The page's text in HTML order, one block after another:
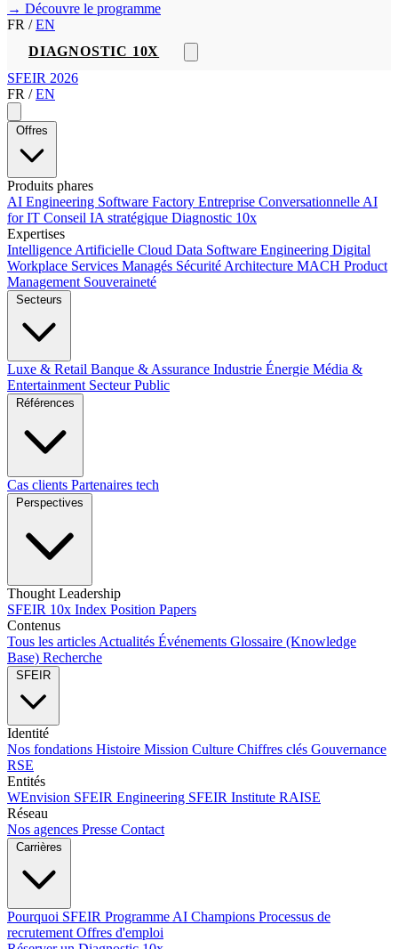
→ Découvre le programme
FR / EN
DIAGNOSTIC 10X
SFEIR 2026
FR / EN
Offres
Produits phares
AI Engineering Software Factory Entreprise Conversationnelle AI
for IT Conseil IA stratégique Diagnostic 10x
Expertises
Intelligence Artificielle Cloud Data Software Engineering Digital
Workplace Services Managés Sécurité Architecture MACH Product
Management Souveraineté
Secteurs
Luxe & Retail Banque & Assurance Industrie Énergie Média &
Entertainment Secteur Public
Références
Cas clients Partenaires tech
Perspectives
Thought Leadership
SFEIR 10x Index Position Papers
Contenus
Tous les articles Actualités Événements Glossaire (Knowledge
Base) Recherche
SFEIR
Identité
Nos fondations Histoire Mission Culture Chiffres clés Gouvernance
RSE
Entités
WEnvision SFEIR Engineering SFEIR Institute RAISE
Réseau
Nos agences Presse Contact
Carrières
Pourquoi SFEIR Programme AI Champions Processus de
recrutement Offres d'emploi